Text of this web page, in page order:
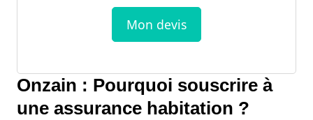
Onzain : Pourquoi souscrire à
une assurance habitation ?